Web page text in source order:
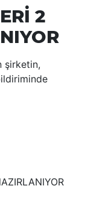
2
şirketin,